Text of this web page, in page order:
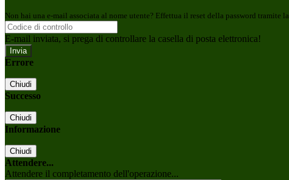
Non hai una e-mail associata al nome utente? Effettua il reset della password tramite la
E-mail inviata, si prega di controllare la casella di posta elettronica!
Errore
Chiudi
Successo
Chiudi
Informazione
Chiudi
Attendere...
Attendere il completamento dell'operazione...